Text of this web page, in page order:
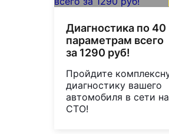
Диагностика по 40
параметрам всего
за 1290 руб!
Пройдите
диагностику вашего
автомобиля в сети
СТО!